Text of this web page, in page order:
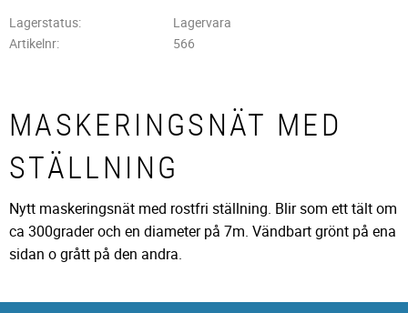
Lagerstatus
Lagervara
Artikelnr
566
MASKERINGSNÄT MED
STÄLLNING
Nytt maskeringsnät med rostfri ställning. Blir som ett tält om
ca 300grader och en diameter på 7m. Vändbart grönt på ena
sidan o grått på den andra.